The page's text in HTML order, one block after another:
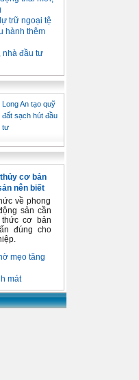
trữ ngoại tệ
hành thêm
nhà đầu tư
Long An tạo quỹ
đất sạch hút đầu
tư
cơ bản
nên biết
về phong
sản cần
cơ bản
đúng cho
mẹo tăng
mát